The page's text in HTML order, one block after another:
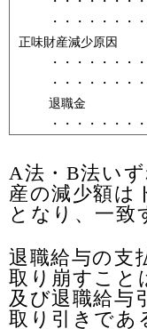
・・・・・・・
正味財産減少原因
・・・・・・・
・・・・・・・
退職金
・・・・・・・
A法・B法い
産の減少額は
となり、一致
退職給与の支
取り崩すこと
及び退職給与
取り引きであ